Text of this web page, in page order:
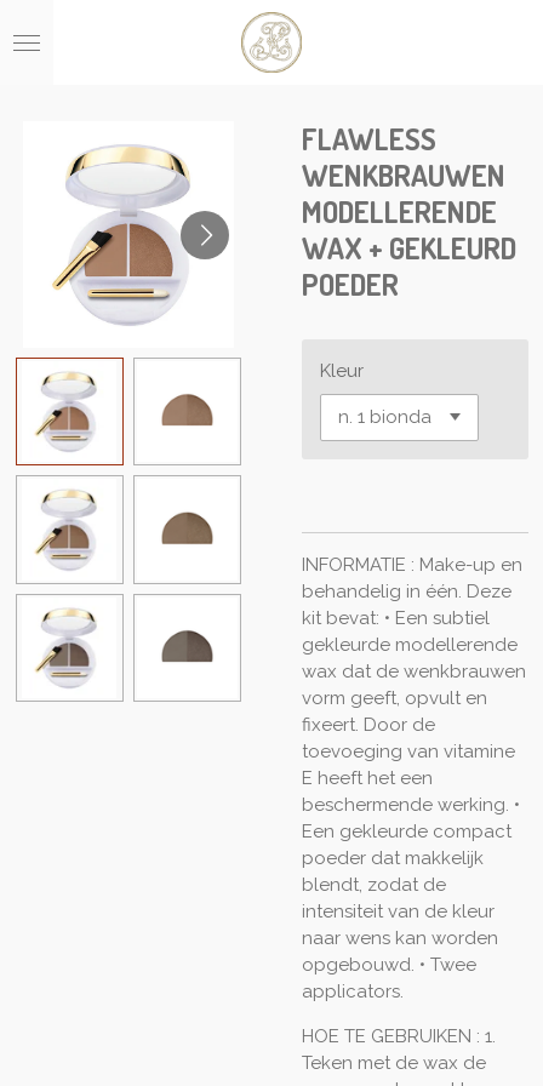
direct
FLAWLESS
WENKBRAUWEN
MODELLERENDE
WAX + GEKLEURD
POEDER
Kleur
INFORMATIE : Make-up en
behandelig in één. Deze
kit bevat: • Een subtiel
gekleurde modellerende
wax dat de wenkbrauwen
vorm geeft, opvult en
fixeert. Door de
toevoeging van vitamine
E heeft het een
beschermende werking. •
Een gekleurde compact
poeder dat makkelijk
blendt, zodat de
intensiteit van de kleur
naar wens kan worden
opgebouwd. • Twee
applicators.
HOE TE GEBRUIKEN : 1.
Teken met de wax de